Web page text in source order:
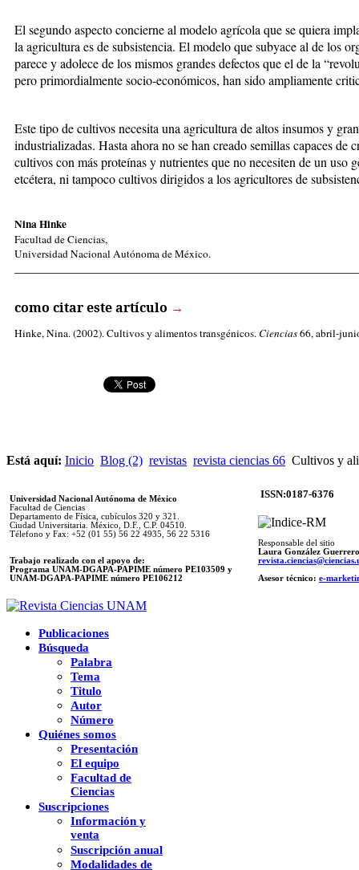
El segundo aspecto concierne al modelo agrícola que se quiera
la agricultura es de subsistencia. El modelo que subyace al de los
parece y adolece de los mismos grandes defectos que el de la
pero primordialmente socio-económicos, han sido ampliamente
Este tipo de cultivos necesita una agricultura de altos insumos y
industrializadas. Hasta ahora no se han creado semillas capaces de
cultivos con más proteínas y nutrientes que no necesiten de un uso
etcétera, ni tampoco cultivos dirigidos a los agricultores de
Nina Hinke
Facultad de Ciencias,
Universidad Nacional Autónoma de México.
como citar este artículo →
Hinke, Nina. (2002). Cultivos y alimentos transgénicos. Ciencias66, abril-
Está aquí: Inicio Blog (2) revistas revista ciencias 66 Cultivos y
Universidad Nacional Autónoma de México
Facultad de Ciencias
Departamento de Física, cubículos 320 y 321.
Ciudad Universitaria. México, D.F., C.P. 04510.
Télefono y Fax: +52 (01 55) 56 22 4935, 56 22 5316
Trabajo realizado con el apoyo de:
Programa UNAM-DGAPA-PAPIME número PE103509 y
UNAM-DGAPA-PAPIME número PE106212
ISSN:0187-6376
Responsable del sitio
Laura González Guerrero
Asesor técnico: e-
Publicaciones
Búsqueda
Palabra
Tema
Titulo
Autor
Número
Quiénes somos
Presentación
El equipo
Facultad de
Ciencias
Suscripciones
Información y
venta
Suscripción anual
Modalidades de